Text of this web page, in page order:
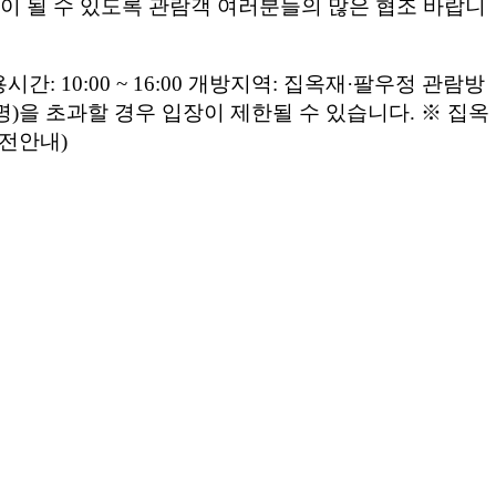
될 수 있도록 관람객 여러분들의 많은 협조 바랍니